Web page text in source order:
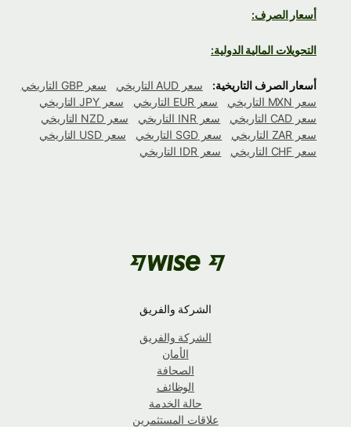
أسعار الصرف:
التحويلات المالية الدولية:
أسعار الصرف التاريخية: سعر AUD التاريخي
سعر GBP التاريخي
سعر MXN التاريخي
سعر EUR التاريخي
سعر JPY التاريخي
سعر CAD التاريخي
سعر INR التاريخي
سعر NZD التاريخي
سعر ZAR التاريخي
سعر SGD التاريخي
سعر USD التاريخي
سعر CHF التاريخي
سعر IDR التاريخي
الشركة والفريق
الشركة والفريق
الأمان
الصحافة
الوظائف
حالة الخدمة
علاقات المستثمرين